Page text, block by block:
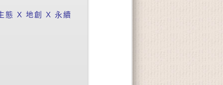
態 X 地創 X 永續